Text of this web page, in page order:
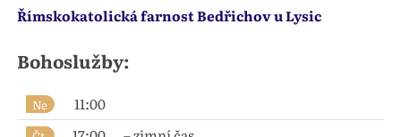
Římskokatolická farnost Bedřichov u Lysic
Bohoslužby:
Ne 11:00